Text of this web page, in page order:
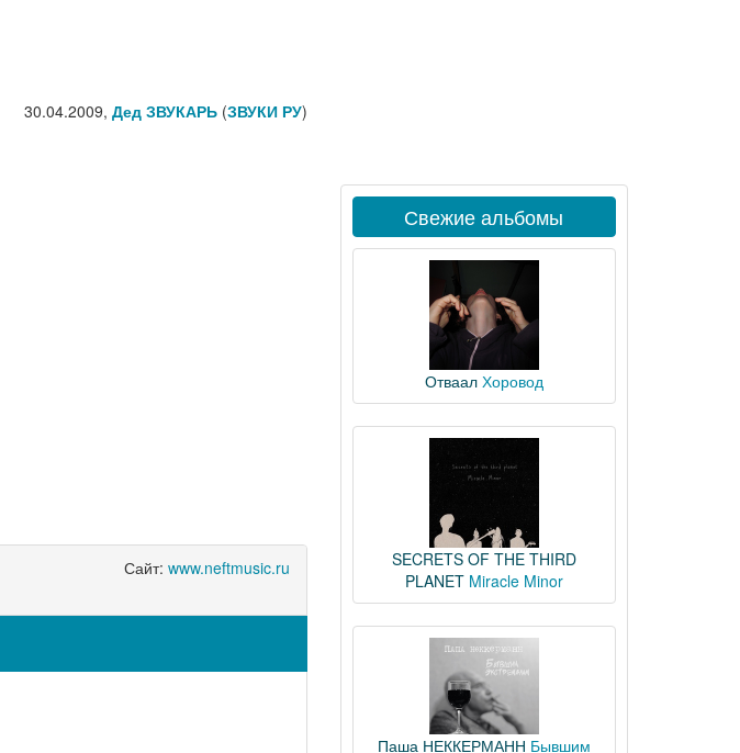
30.04.2009, Дед ЗВУКАРЬ(ЗВУКИ РУ)
Сайт: www.neftmusic.ru
Свежие альбомы
Отваал Хоровод
SECRETS OF THE THIRD
PLANET Miracle Minor
Паша НЕККЕРМАНН Бывшим